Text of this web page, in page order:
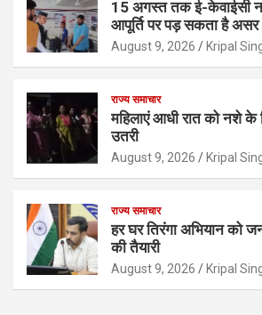
15 अगस्त तक ई-केवाईसी
आपूर्ति पर पड़ सकता है असर
August 9, 2026 Kripal
राज्य समाचार
महिलाएं आधी रात को नशे
उतरी
August 9, 2026 Kripal
राज्य समाचार
हर घर तिरंगा अभियान को
की तैयारी
August 9, 2026 Kripal